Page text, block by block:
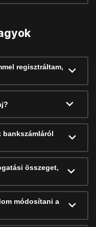
regisztráltam,
bankszámláról
összeget,
módosítani a